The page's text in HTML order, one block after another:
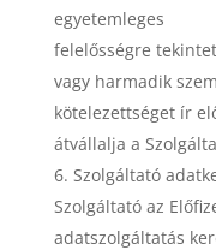
egyetemleges
felelősségre
vagy harmadik
kötelezettséget ír
átvállalja a
Szolgáltató
Szolgáltató az
adatszolgáltatás